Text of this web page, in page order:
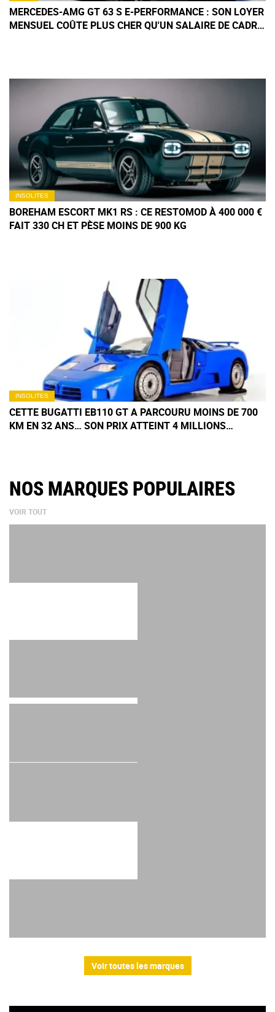
MERCEDES-AMG GT 63 S E-PERFORMANCE : SON LOYER
MENSUEL COÛTE PLUS CHER QU'UN SALAIRE DE CADRE
INSOLITES
BOREHAM ESCORT MK1 RS : CE RESTOMOD À 400 000 €
FAIT 330 CH ET PÈSE MOINS DE 900 KG
INSOLITES
CETTE BUGATTI EB110 GT A PARCOURU MOINS DE 700
KM EN 32 ANS… SON PRIX ATTEINT 4 MILLIONS
NOS MARQUES POPULAIRES
VOIR TOUT
Voir toutes les marques